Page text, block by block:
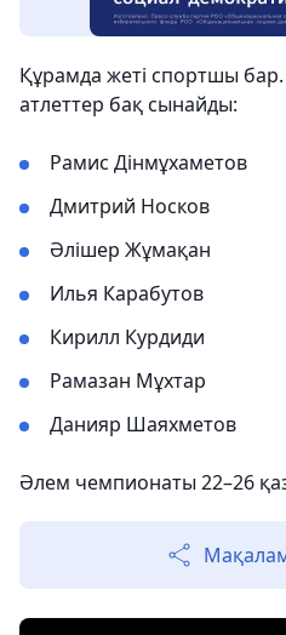
Құрамда жеті спортшы
атлеттер бақ сынайды:
Рамис Дінмұхаметов
Дмитрий Носков
Әлішер Жұмақан
Илья Карабутов
Кирилл Курдиди
Рамазан Мұхтар
Данияр Шаяхметов
Әлем чемпионаты 22–26